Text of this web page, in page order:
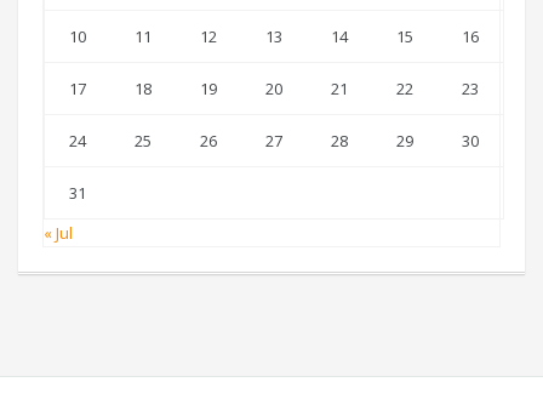
10 11 12 13 14 15 16
17 18 19 20 21 22 23
24 25 26 27 28 29 30
31
« Jul